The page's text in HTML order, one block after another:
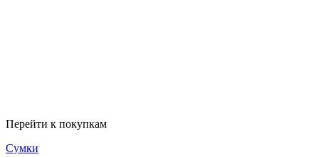
Перейти к покупкам
Сумки